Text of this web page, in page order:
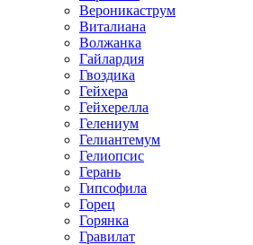
Вероникаструм
Виталиана
Волжанка
Гайлардия
Гвоздика
Гейхера
Гейхерелла
Гелениум
Гелиантемум
Гелиопсис
Герань
Гипсофила
Горец
Горянка
Гравилат